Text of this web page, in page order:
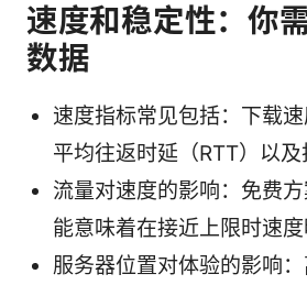
速度和稳定性：你
数据
速度指标常见包括：下载速
平均往返时延（RTT）以及
流量对速度的影响：免费
能意味着在接近上限时速度
服务器位置对体验的影响